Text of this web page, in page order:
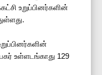
உறுப்பினர்களின்
உள்ளடங்காது 129